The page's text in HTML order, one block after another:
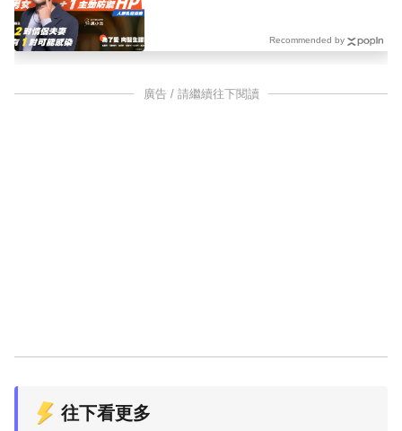
Recommended by
廣告 / 請繼續往下閱讀
往下看更多